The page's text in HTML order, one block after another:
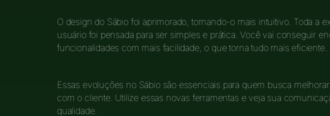
O design do Sábio foi aprimorado, tornando-o mais intuitivo. Toda a
usuário foi pensada para ser simples e prática. Você vai conseguir
funcionalidades com mais facilidade, o que torna tudo mais eficiente.
Essas evoluções no Sábio são essenciais para quem busca
com o cliente. Utilize essas novas ferramentas e veja sua
qualidade.